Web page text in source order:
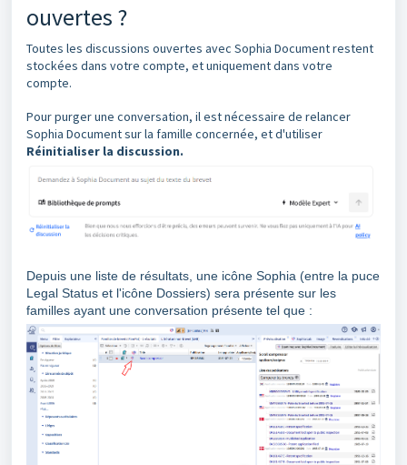
ouvertes ?
Toutes les discussions ouvertes avec Sophia Document restent
stockées dans votre compte, et uniquement dans votre
compte.
Pour purger une conversation, il est nécessaire de relancer
Sophia Document sur la famille concernée, et d'utiliser
Réinitialiser la discussion.
Depuis une liste de résultats, une icône Sophia (entre la puce
Legal Status et l'icône Dossiers) sera présente sur les
familles ayant une conversation présente tel que :